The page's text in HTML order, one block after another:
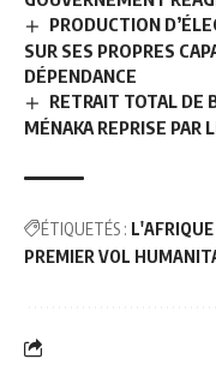
PRODUCTION
SUR SES PROPRES
DÉPENDANCE
RETRAIT TOTAL DE
MÉNAKA REPRISE PAR
ÉTIQUETÉS :
PREMIER VOL